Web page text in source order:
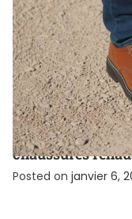
CHAUSSURE
Comment
chaussures
votre
Posted on janvier 6,